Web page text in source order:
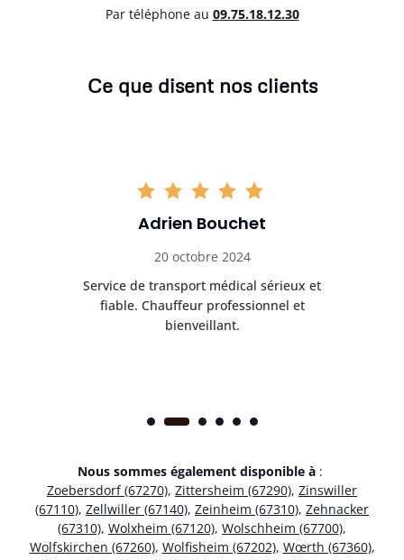
Par téléphone au 09.75.18.12.30
Ce que disent nos clients
Adrien Bouchet
20 octobre 2024
Service de transport médical sérieux et
fiable. Chauffeur professionnel et
bienveillant.
Nous sommes également disponible à :
Zoebersdorf (67270), Zittersheim (67290), Zinswiller
(67110), Zellwiller (67140), Zeinheim (67310), Zehnacker
(67310), Wolxheim (67120), Wolschheim (67700),
Wolfskirchen (67260), Wolfisheim (67202), Wœrth (67360),